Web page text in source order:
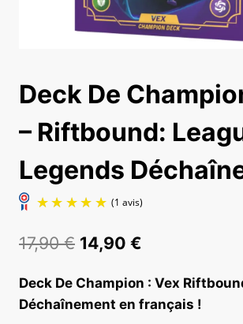
Deck De
– Riftbound:
Legends
17,90€ Le
initial
14,90 €
actuel
Deck De Champion : Vex
Déchaînement en français !